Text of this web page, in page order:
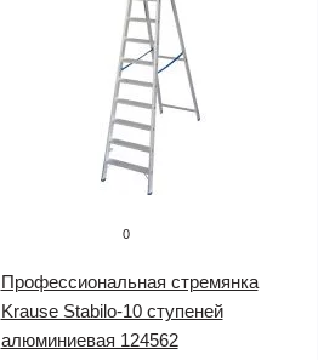
0
Профессиональная стремянка
Krause Stabilo-10 ступеней
алюминиевая 124562